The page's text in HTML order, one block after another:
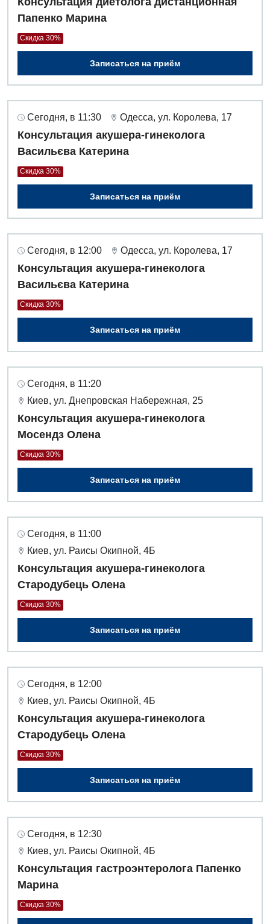
Для взрослых
Аллергология, иммунология
Андрология
Бесплатные услуги
Гастроэнтерология
Гематология
Гинекологическое отделение
Диетология
Дневной стационар
Кардиохирургия
Маммология
Медицинская психология
Неврология
Нейрохирургия
Онкологическое отделение
Ортопедия и травматология
Отделение интенсивной терапии
Отделение неотложных состояний
Офтальмологическое отделение
Педиатрическое отделение
Ревматология
Сосудистая хирургия
Терапевтическое отделение
Терапия
Травматологическое отделение
Урологическое отделение
Физиотерапия
Хирургическое отделение
Эндокринология
Скорая медицинская помощь
Терапевтическое отделение
Эндоскопическое отделение
Русский
Папенко Марина
Скидка 30%
Записаться на приём
Сегодня, в 11:30 Одесса, ул. Королева, 17
Консультация акушера-гинеколога
Васильєва Катерина
Скидка 30%
Записаться на приём
Сегодня, в 12:00 Одесса, ул. Королева, 17
Консультация акушера-гинеколога
Васильєва Катерина
Скидка 30%
Записаться на приём
Сегодня, в 11:20
Киев, ул. Днепровская Набережная, 25
Консультация акушера-гинеколога
Мосендз Олена
Скидка 30%
Записаться на приём
Сегодня, в 11:00
Киев, ул. Раисы Окипной, 4Б
Консультация акушера-гинеколога
Стародубець Олена
Скидка 30%
Записаться на приём
Сегодня, в 12:00
Киев, ул. Раисы Окипной, 4Б
Консультация акушера-гинеколога
Стародубець Олена
Скидка 30%
Записаться на приём
Сегодня, в 12:30
Киев, ул. Раисы Окипной, 4Б
Консультация гастроэнтеролога Папенко
Марина
Скидка 30%